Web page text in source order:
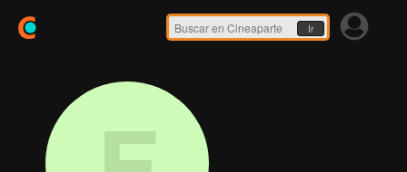
Ir